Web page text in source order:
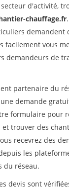
d'activité,
chauffage.fr
demandent
facilement vous
demandeurs de
partenaire du
demande
formulaire pour
trouver des
recevrez des
les
du réseau.
devis sont